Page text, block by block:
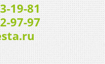
19-81
97-97